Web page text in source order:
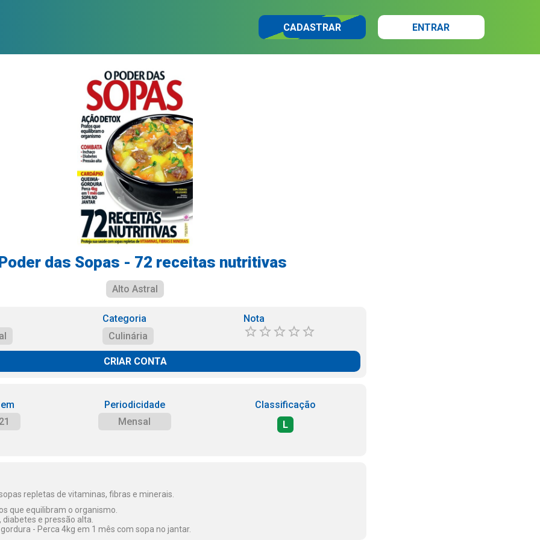
CADASTRAR ENTRAR
das Sopas - 72 receitas nutritivas
Alto Astral
Categoria
Culinária
Nota
CRIAR CONTA
Periodicidade
Mensal
Classificação
L
repletas de vitaminas, fibras e minerais.
que equilibram o organismo.
e pressão alta.
- Perca 4kg em 1 mês com sopa no jantar.